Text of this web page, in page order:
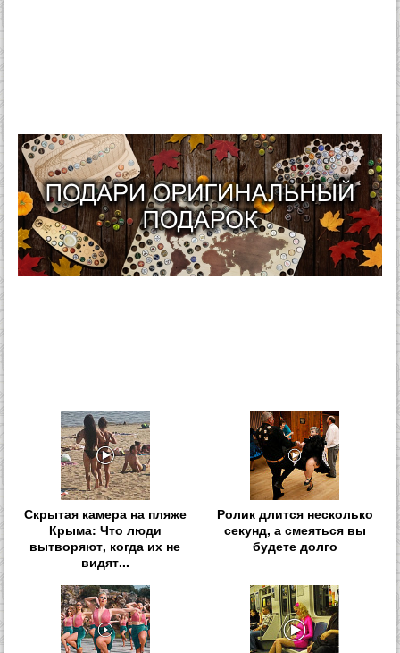
Скрытая камера на пляже
Крыма: Что люди
вытворяют, когда их не
видят...
Ролик длится несколько
секунд, а смеяться вы
будете долго